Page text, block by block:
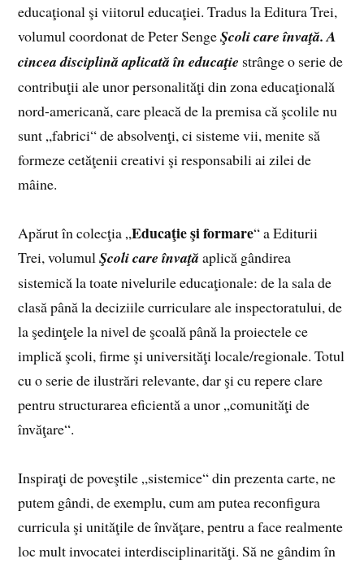
educaţional şi viitorul educaţiei. Tradus la Editura Trei,
volumul coordonat de Peter SengeŞcoli care învaţă. A
cincea disciplină aplicată în educaţie strânge o serie de
contribuţii ale unor personalităţi din zona educaţională
nord-americană, care pleacă de la premisa că şcolile nu
sunt „fabrici“ de absolvenţi, ci sisteme vii, menite să
formeze cetăţenii creativi şi responsabili ai zilei de
mâine.
Apărut în colecţia „Educaţie şi formare“ a Editurii
Trei, volu­mulŞcoli care învaţăaplică gândirea
sistemică la toate nivelurile educaţionale: de la sala de
clasă până la deciziile curriculare ale inspectoratului, de
la şedinţele la nivel de şcoală până la proiectele ce
implică şcoli, firme şi universităţi locale/regionale. Totul
cu o serie de ilustrări relevante, dar şi cu repere clare
pentru structurarea eficientă a unor „comunităţi de
învăţare“.
Inspiraţi de poveştile „sistemice“ din prezenta carte, ne
putem gândi, de exemplu, cum am putea reconfigura
curricula şi unităţile de învăţare, pentru a face realmente
loc mult invocatei interdisciplinarităţi. Să ne gândim în